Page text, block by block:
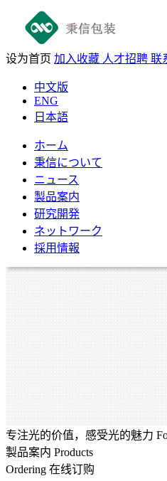
设为首页 加入收藏 人才招聘 联
中文版
ENG
日本語
ホーム
秉信について
ニュース
製品案内
研究開発
ネットワーク
採用情報
专注光的价值，感受光的魅力
製品案内 Products
Ordering 在线订购